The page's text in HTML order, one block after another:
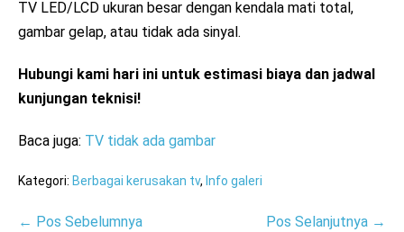
TV LED/LCD ukuran besar dengan kendala mati total,
gambar gelap, atau tidak ada sinyal.
Hubungi kami hari ini untuk estimasi biaya dan jadwal
kunjungan teknisi!
Baca juga: TV tidak ada gambar
Kategori: Berbagai kerusakan tv, Info galeri
Navigasi
← Pos Sebelumnya Pos Selanjutnya →